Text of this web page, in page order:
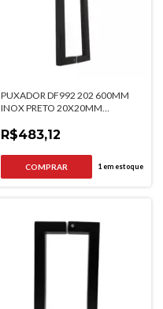
PUXADOR DF992 202 600MM
INOX PRETO 20X20MM
R$483,12
1 em estoque